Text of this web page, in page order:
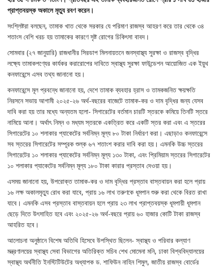
প্রাপ্তবয়স্ক অকালে মৃত্যু রবণ করেন।
সংশ্লিষ্টরা বলছেন, তামাক খাত থেকে সরকার যে পরিমাণ রাজস্ব আহরণ করে তার থেকে ৩৪
শতাংস বেশি খরচ হয় তামাকের কারণে সৃষ্ট রোগের চিকিৎসা বাবদ।
সোমবার (২৭ জানুয়ারি) রাজধানীর সিরডাপ মিলনায়তনে জনস্বাস্থ্য সুরক্ষা ও রাজস্ব বৃদ্ধির
লক্ষ্যে তামাকপণ্যের কার্যকর করারোপের দাবিতে স্বাস্থ্য সুরক্ষা ফাউন্ডেশন আয়োজিত এক ইয়ুথ
কনফারেন্সে এসব তথ্য জানানো হয়।
কনফারেন্সে মূল প্রবন্ধে জানানো হয়, দেশে তামাক ব্যবহার হ্রাস ও তামকজনিত ক্ষয়ক্ষতি
নিরসনে সভায় আগামী ২০২৫-২৬ অর্থ-বছরের বাজেটে তামাক-কর ও দাম বৃদ্ধির জন্য যেসব
দাবি করা হয় তার মধ্যে অন্যতম হলো- সিগারেটের বর্তমান চারটি স্তরকে কমিয়ে তিনটি স্তরে
নামিয়ে আনা। অর্থাৎ নিম্ন ও মধ্যম স্তরকে একত্রিত করে একটি স্তর করা এবং এ স্তরের
সিগারেটের ১০ শলাকার প্যাকেটের সর্বনিম্ন মূল্য ৮০ টাকা নির্ধারণ করা। এছাড়াও কনফারেন্সে
সব স্তরের সিগারেটের সম্পূরক শুল্ক ৬৭ শতাংশ করার দাবি করা হয়। এমনকি উচ্চ স্তরের
সিগারেটের ১০ শলাকার প্যাকেটের সর্বনিম্ন মূল্য ১৩০ টাকা, এবং প্রিমিয়াম স্তরের সিগারেটের
১০ শলাকার প্যাকেটের সর্বনিম্ন মূল্য ১৮০ টাকা কারার প্রস্তাব দেওয়া হয়।
এসময় জানানো হয়, উপরোক্ত তামাক-কর ও দাম বৃদ্ধির প্রস্তাব বাস্তবায়ন করা হলে প্রায়
১৬ লক্ষ অকালমৃত্যু রোধ করা যাবে, প্রায় ১৬ লাখ তরুণকে ধূমপান শুরু করা থেকে বিরত রাখা
যাবে। এমনকি এসব প্রস্তাব বাস্তবায়ন হলে প্রায় ২৩ লাখ প্রাপ্তবয়স্ক ধূমপায়ী ধূমপান
ছেড়ে দিতে উৎসাহিত হবে এবং ২০২৫-২৬ অর্থ-বছরে প্রায় ৬০ হাজার কোটি টাকা রাজস্ব
আহরিত হবে।
আলোচনা অনুষ্ঠানে বিশেষ অতিথি হিসেবে উপস্থিত ছিলেন- স্বাস্থ্য ও পরিবার কল্যাণ
মন্ত্রণালয়ের স্বাস্থ্য সেবা বিভাগের অতিরিক্ত সচিব শেখ মোমেনা মনি, ঢাকা বিশ্ববিদ্যালয়ের
স্বাস্থ্য অর্থনীতি ইনস্টিটিউটের অধ্যাপক ড. শাফিউন নাহিন শিমুল, জাতীয় রাজস্ব বোর্ডের